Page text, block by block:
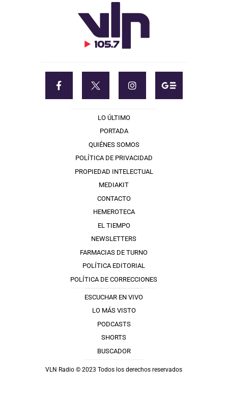
LO ÚLTIMO
PORTADA
QUIÉNES SOMOS
POLÍTICA DE PRIVACIDAD
PROPIEDAD INTELECTUAL
MEDIAKIT
CONTACTO
HEMEROTECA
EL TIEMPO
NEWSLETTERS
FARMACIAS DE TURNO
POLÍTICA EDITORIAL
POLÍTICA DE CORRECCIONES
ESCUCHAR EN VIVO
LO MÁS VISTO
PODCASTS
SHORTS
BUSCADOR
VLN Radio © 2023 Todos los derechos reservados